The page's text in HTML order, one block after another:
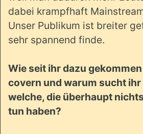
dabei krampfhaft
Unser Publikum ist breiter
sehr spannend finde.
Wie seit ihr dazu
covern und warum sucht
welche, die überhaupt
tun haben?